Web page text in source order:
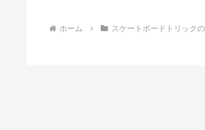
ホーム スケートボードトリック